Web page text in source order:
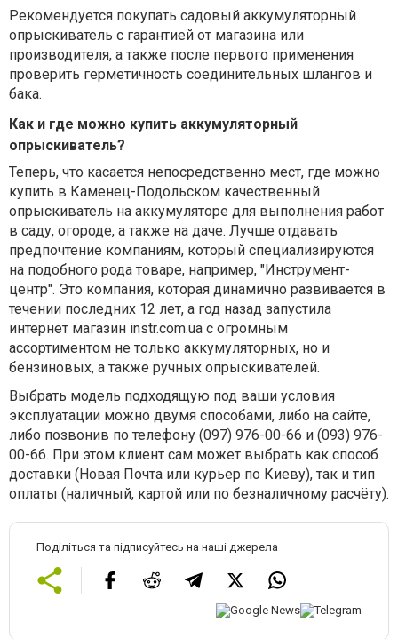
Рекомендуется покупать садовый аккумуляторный
опрыскиватель с гарантией от магазина или
производителя, а также после первого применения
проверить герметичность соединительных шлангов и
бака.
Как и где можно купить аккумуляторный
опрыскиватель?
Теперь, что касается непосредственно мест, где можно
купить в Каменец-Подольском качественный
опрыскиватель на аккумуляторе для выполнения работ
в саду, огороде, а также на даче. Лучше отдавать
предпочтение компаниям, который специализируются
на подобного рода товаре, например, "Инструмент-
центр". Это компания, которая динамично развивается в
течении последних 12 лет, а год назад запустила
интернет магазин instr.com.ua с огромным
ассортиментом не только аккумуляторных, но и
бензиновых, а также ручных опрыскивателей.
Выбрать модель подходящую под ваши условия
эксплуатации можно двумя способами, либо на сайте,
либо позвонив по телефону (097) 976-00-66 и (093) 976-
00-66. При этом клиент сам может выбрать как способ
доставки (Новая Почта или курьер по Киеву), так и тип
оплаты (наличный, картой или по безналичному расчёту).
Поділіться та підписуйтесь на наші джерела